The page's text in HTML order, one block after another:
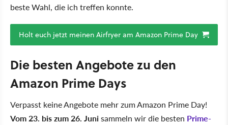
beste Wahl, die ich treffen konnte.
Holt euch jetzt meinen Airfryer am Amazon Prime Day
Die besten Angebote zu den
Amazon Prime Days
Verpasst keine Angebote mehr zum Amazon Prime Day!
Vom 23. bis zum 26. Junisammeln wir die besten Prime-